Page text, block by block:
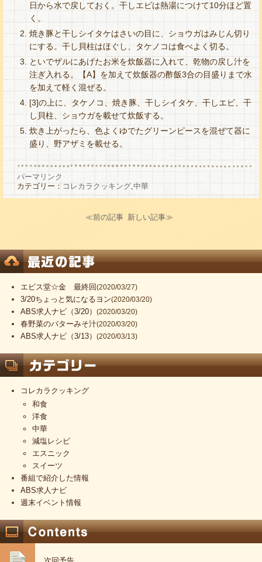
日から水で戻しておく。干しエビは熱湯につけて10分ほど置
く。
焼き豚と干しシイタケはさいの目に、ショウガはみじん切り
にする。干し貝柱はほぐし、タケノコは食べよく切る。
といでザルにあげたお米を炊飯器に入れて、乾物の戻し汁を
注ぎ入れる。【A】を加えて炊飯器の酢飯3合の目盛りまで水
を加えて軽く混ぜる。
[3]の上に、タケノコ、焼き豚、干しシイタケ、干しエビ、干
し貝柱、ショウガを載せて炊飯する。
炊き上がったら、色よくゆでたグリーンピースを混ぜて器に
盛り、野アザミを載せる。
パーマリンク
カテゴリー： コレカラクッキング,中華
≪前の記事 新しい記事≫
エビス堂☆金 最終回(2020/03/27)
3/20ちょっと気になるヨン(2020/03/20)
ABS求人ナビ（3/20）(2020/03/20)
春野菜のバターみそ汁(2020/03/20)
ABS求人ナビ（3/13）(2020/03/13)
コレカラクッキング
和食
洋食
中華
減塩レシピ
エスニック
スイーツ
番組で紹介した情報
ABS求人ナビ
週末イベント情報